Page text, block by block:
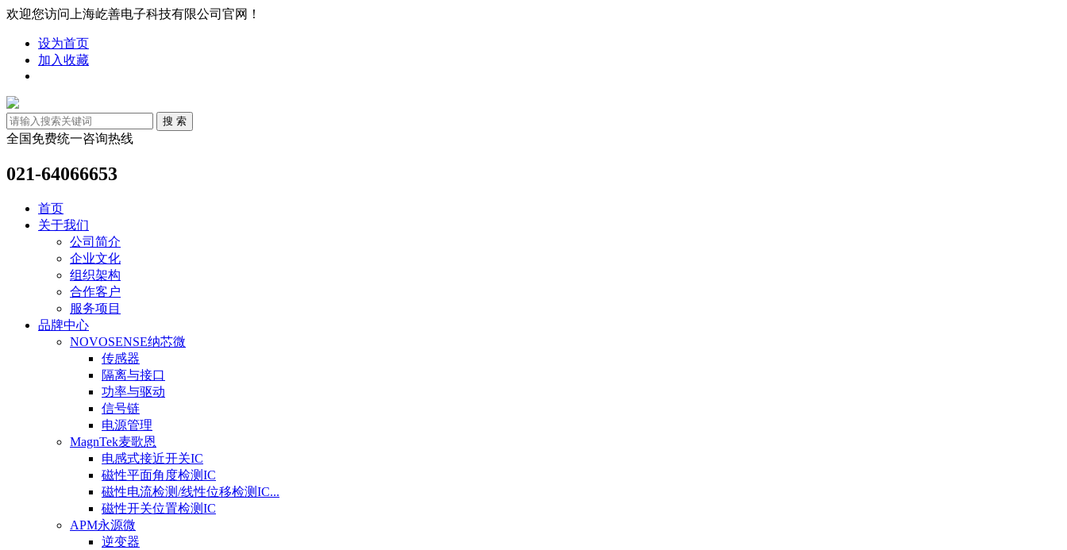
欢迎您访问上海屹善电子科技有限公司官网！
设为首页
加入收藏
全国免费统一咨询热线
021-64066653
首页
关于我们
公司简介
企业文化
组织架构
合作客户
服务项目
品牌中心
NOVOSENSE纳芯微
传感器
隔离与接口
功率与驱动
信号链
电源管理
MagnTek麦歌恩
电感式接近开关IC
磁性平面角度检测IC
磁性电流检测/线性位移检测IC...
磁性开关位置检测IC
APM永源微
逆变器